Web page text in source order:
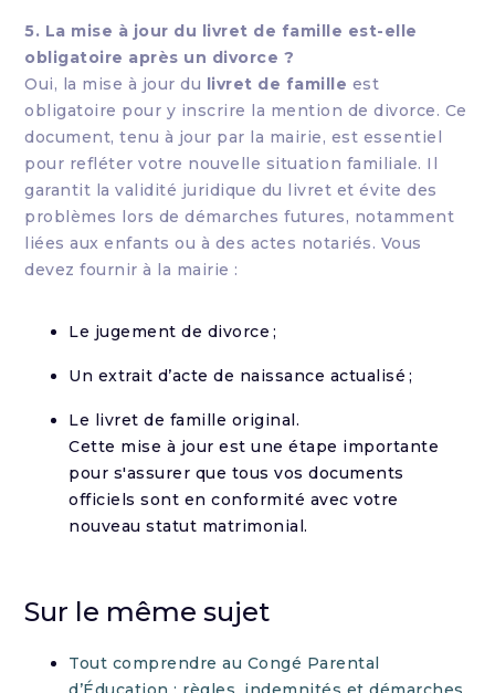
5. La mise à jour du livret de famille est-elle
obligatoire après un divorce ?
Oui, la mise à jour du livret de famille est
obligatoire pour y inscrire la mention de divorce. Ce
document, tenu à jour par la mairie, est essentiel
pour refléter votre nouvelle situation familiale. Il
garantit la validité juridique du livret et évite des
problèmes lors de démarches futures, notamment
liées aux enfants ou à des actes notariés. Vous
devez fournir à la mairie :
Le jugement de divorce ;
Un extrait d’acte de naissance actualisé ;
Le livret de famille original.
Cette mise à jour est une étape importante
pour s'assurer que tous vos documents
officiels sont en conformité avec votre
nouveau statut matrimonial.
Sur le même sujet
Tout comprendre au Congé Parental